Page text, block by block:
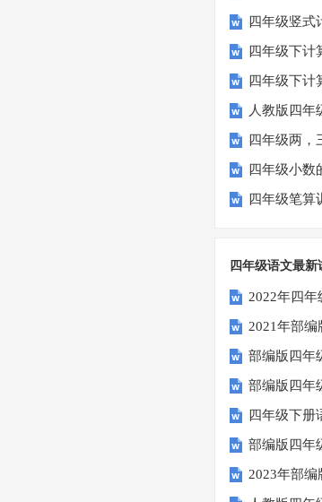
四年级竖式
四年级下计
四年级下计
人教版四年
四年级两，
四年级小数
四年级笔算
四年级语文最新
2022年四年
2021年部编
部编版四年
部编版四年
四年级下册
部编版四年
2023年部编